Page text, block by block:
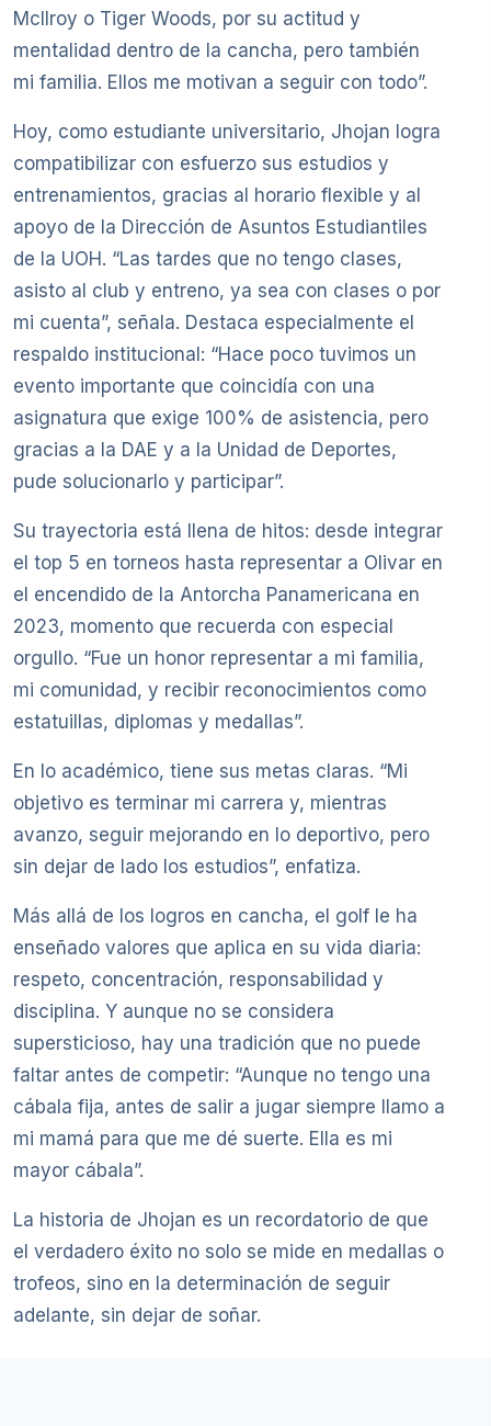
McIlroy o Tiger Woods, por su actitud y
mentalidad dentro de la cancha, pero también
mi familia. Ellos me motivan a seguir con todo”.
Hoy, como estudiante universitario, Jhojan logra
compatibilizar con esfuerzo sus estudios y
entrenamientos, gracias al horario flexible y al
apoyo de la Dirección de Asuntos Estudiantiles
de la UOH. “Las tardes que no tengo clases,
asisto al club y entreno, ya sea con clases o por
mi cuenta”, señala. Destaca especialmente el
respaldo institucional: “Hace poco tuvimos un
evento importante que coincidía con una
asignatura que exige 100% de asistencia, pero
gracias a la DAE y a la Unidad de Deportes,
pude solucionarlo y participar”.
Su trayectoria está llena de hitos: desde integrar
el top 5 en torneos hasta representar a Olivar en
el encendido de la Antorcha Panamericana en
2023, momento que recuerda con especial
orgullo. “Fue un honor representar a mi familia,
mi comunidad, y recibir reconocimientos como
estatuillas, diplomas y medallas”.
En lo académico, tiene sus metas claras. “Mi
objetivo es terminar mi carrera y, mientras
avanzo, seguir mejorando en lo deportivo, pero
sin dejar de lado los estudios”, enfatiza.
Más allá de los logros en cancha, el golf le ha
enseñado valores que aplica en su vida diaria:
respeto, concentración, responsabilidad y
disciplina. Y aunque no se considera
supersticioso, hay una tradición que no puede
faltar antes de competir: “Aunque no tengo una
cábala fija, antes de salir a jugar siempre llamo a
mi mamá para que me dé suerte. Ella es mi
mayor cábala”.
La historia de Jhojan es un recordatorio de que
el verdadero éxito no solo se mide en medallas o
trofeos, sino en la determinación de seguir
adelante, sin dejar de soñar.